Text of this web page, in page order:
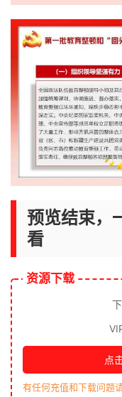
预览结束，
看
资源下载
点
有任何充值和下载问题